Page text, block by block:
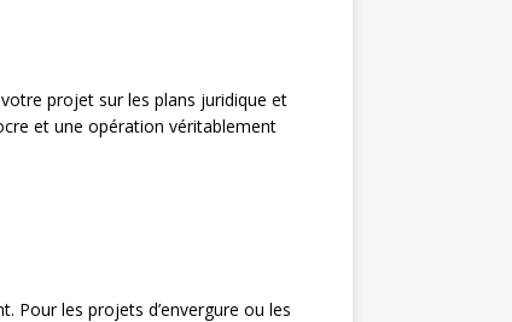
projet sur les plans juridique et
et une opération véritablement
Pour les projets d’envergure ou les